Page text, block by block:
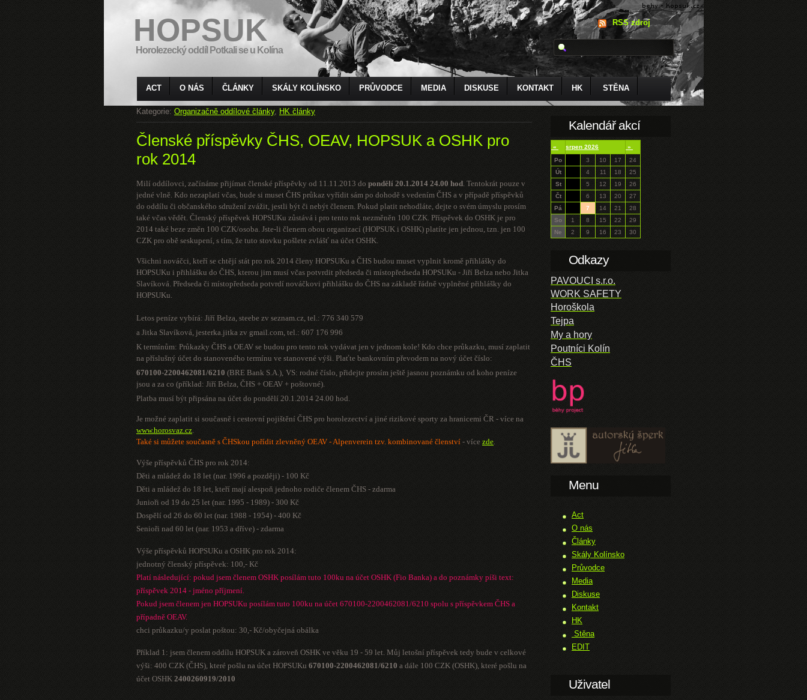
HOPSUK
Horolezecký oddíl Potkali se u Kolína
RSS zdroj
ACT O NÁS ČLÁNKY SKÁLY KOLÍNSKO PRŮVODCE MEDIA DISKUSE KONTAKT HK STĚNA
Kategorie: Organizačně oddílové články, HK články
Členské příspěvky ČHS, OEAV, HOPSUK a OSHK pro
rok 2014
Milí oddílovci, začínáme přijímat členské příspěvky od 11.11.2013 do pondělí 20.1.2014 24.00 hod. Tentokrát pouze v
jedné vlně. Kdo nezaplatí včas, bude si muset ČHS průkaz vyřídit sám po dohodě s vedením ČHS a v případě příspěvků
do oddílu či občanského sdružení zvážit, jestli být či nebýt členem. Pokud platit nehodláte, dejte o svém úmyslu prosím
také včas vědět. Členský příspěvek HOPSUKu zůstává i pro tento rok nezměněn 100 CZK. Příspěvek do OSHK je pro
2014 také beze změn 100 CZK/osoba. Jste-li členem obou organizací (HOPSUK i OSHK) platíte jen jednou, tzn. jen 100
CZK pro obě seskupení, s tím, že tuto stovku pošlete zvlášť na účet OSHK.
Všichni nováčci, kteří se chtějí stát pro rok 2014 členy HOPSUKu a ČHS budou muset vyplnit kromě přihlášky do
HOPSUKu i přihlášku do ČHS, kterou jim musí včas potvrdit předseda či místopředseda HOPSUKu - Jiří Belza nebo Jitka
Slavíková. Předseda či místopředseda potvrdí nováčkovi přihlášku do ČHS na základě řádně vyplněné přihlášky do
HOPSUKu.
Letos peníze vybírá: Jiří Belza, steebe zv seznam.cz, tel.: 776 340 579
a Jitka Slavíková, jesterka.jitka zv gmail.com, tel.: 607 176 996
K termínům: Průkazky ČHS a OEAV se budou pro tento rok vydávat jen v jednom kole! Kdo chce průkazku, musí zaplatit
na příslušný účet do stanoveného termínu ve stanovené výši. Plaťte bankovním převodem na nový účet číslo:
670100-2200462081/6210 (BRE Bank S.A.), VS: rodné číslo, přidejte prosím ještě jasnou poznámku od koho peníze
jsou a za co (příklad: Jiří Belza, ČHS + OEAV + poštovné).
Platba musí být připsána na účet do pondělí 20.1.2014 24.00 hod.
Je možné zaplatit si současně i cestovní pojištění ČHS pro horolezectví a jiné rizikové sporty za hranicemi ČR - více na
www.horosvaz.cz.
Také si můžete současně s ČHSkou pořídit zlevněný OEAV - Alpenverein tzv. kombinované členství - více zde.
Výše příspěvků ČHS pro rok 2014:
Děti a mládež do 18 let (nar. 1996 a později) - 100 Kč
Děti a mládež do 18 let, kteří mají alespoň jednoho rodiče členem ČHS - zdarma
Junioři od 19 do 25 let (nar. 1995 - 1989) - 300 Kč
Dospělí od 26 do 60 let (nar. 1988 - 1954) - 400 Kč
Senioři nad 60 let (nar. 1953 a dříve) - zdarma
Výše příspěvků HOPSUKu a OSHK pro rok 2014:
jednotný členský příspěvek: 100,- Kč
Platí následující: pokud jsem členem OSHK posílám tuto 100ku na účet OSHK (Fio Banka) a do poznámky píši text:
příspěvek 2014 - jméno příjmení.
Pokud jsem členem jen HOPSUKu posílám tuto 100ku na účet 670100-2200462081/6210 spolu s příspěvkem ČHS a
případně OEAV.
chci průkazku/y poslat poštou: 30,- Kč/obyčejná obálka
Příklad 1: jsem členem oddílu HOPSUK a zároveň OSHK ve věku 19 - 59 let. Můj letošní příspěvek tedy bude v celkové
výši: 400 CZK (ČHS), které pošlu na účet HOPSUKu 670100-2200462081/6210 a dále 100 CZK (OSHK), které pošlu na
účet OSHK 2400260919/2010
Kalendář akcí
« srpen 2026
»
Po
3 10 17
24
Út
4 11 18
25
St
5 12 19
26
Čt
6 13 20
27
Pá
7 14 21
28
So
1 8 15 22
29
Ne
2 9 16 23 30
Odkazy
PAVOUCI s.r.o.
WORK SAFETY
Horoškola
Tejpa
My a hory
Poutníci Kolín
ČHS
Menu
Act
O nás
Články
Skály Kolínsko
Průvodce
Media
Diskuse
Kontakt
HK
Stěna
EDIT
Uživatel